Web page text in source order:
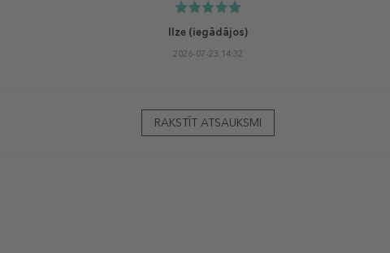
Ilze (iegādājos)
2026-07-23 14:32
RAKSTĪT ATSAUKSMI